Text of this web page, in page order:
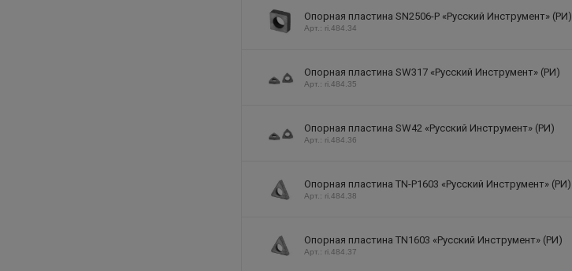
Опорная пластина SN2506-P «Русский Инструмент» (РИ)
Арт.: ri.484.34
Опорная пластина SW317 «Русский Инструмент» (РИ)
Арт.: ri.484.35
Опорная пластина SW42 «Русский Инструмент» (РИ)
Арт.: ri.484.36
Опорная пластина TN-P1603 «Русский Инструмент» (РИ)
Арт.: ri.484.38
Опорная пластина TN1603 «Русский Инструмент» (РИ)
Арт.: ri.484.37